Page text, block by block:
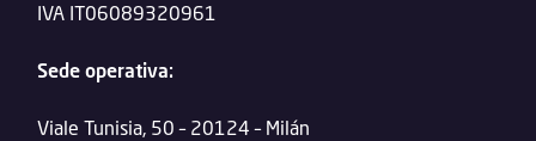
IVA IT06089320961
Sede operativa:
Viale Tunisia, 50 – 20124 – Milán